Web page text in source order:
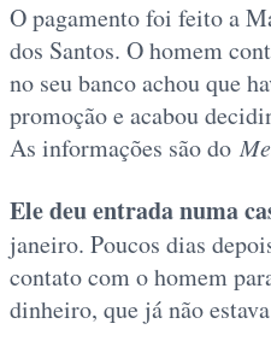
O pagamento foi feito a
dos Santos. O homem
no seu banco achou que
promoção e acabou
As informações são do
Ele deu entrada numa
janeiro. Poucos dias
contato com o homem
dinheiro, que já não